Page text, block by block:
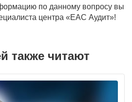
по данному вопросу вы
центра «ЕАС Аудит»!
также читают